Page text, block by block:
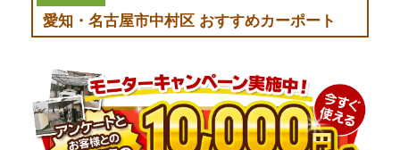
愛知・名古屋市中村区 おすすめカーポート